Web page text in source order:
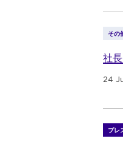
その
社
24
プレ